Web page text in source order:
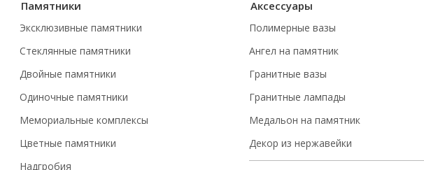
Памятники
Эксклюзивные памятники
Стеклянные памятники
Двойные памятники
Одиночные памятники
Мемориальные комплексы
Цветные памятники
Надгробия
Аксессуары
Полимерные вазы
Ангел на памятник
Гранитные вазы
Гранитные лампады
Медальон на памятник
Декор из нержавейки